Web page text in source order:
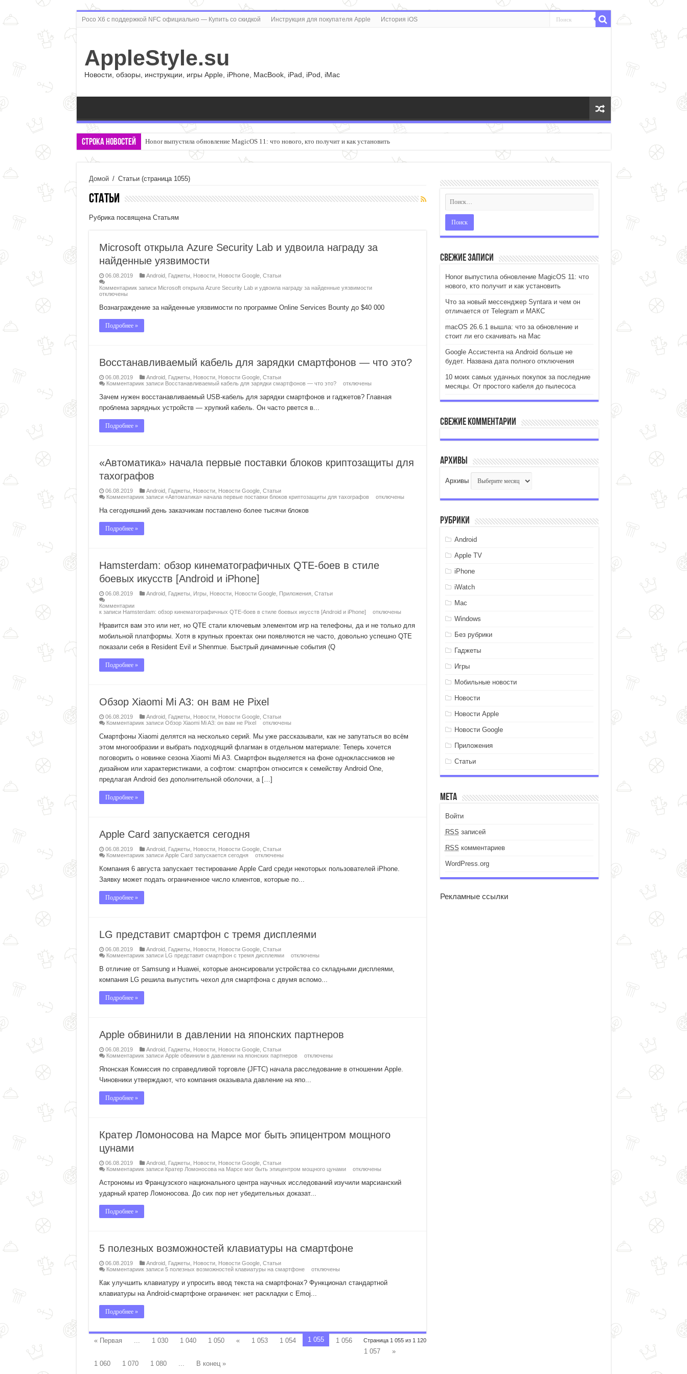
Poco X6 с поддержкой NFC официально — Купить со скидкой Инструкция для покупателя Apple История iOS
AppleStyle.su
Новости, обзоры, инструкции, игры Apple, iPhone, MacBook, iPad, iPod, iMac
Строка новостей Honor выпустила обновление MagicOS 11: что нового, кто получит и как установить
Домой / Статьи(страница 1055)
Статьи
Рубрика посвящена Статьям
Microsoft открыла Azure Security Lab и удвоила награду за
найденные уязвимости
06.08.2019 Android, Гаджеты Новости, Новости Google, Статьи
Комментариик записи Microsoft открыла Azure Security Lab и удвоила награду за найденные уязвимости
отключены
Вознаграждение за найденные уязвимости по программе Online Services Bounty до $40 000
Подробнее »
Восстанавливаемый кабель для зарядки смартфонов — что это?
06.08.2019 Android, Гаджеты Новости, Новости Google, Статьи
Комментариик записи Восстанавливаемый кабель для зарядки смартфонов — что это? отключены
Зачем нужен восстанавливаемый USB-кабель для зарядки смартфонов и гаджетов? Главная
проблема зарядных устройств — хрупкий кабель. Он часто рвется в...
Подробнее »
«Автоматика» начала первые поставки блоков криптозащиты для
тахографов
06.08.2019 Android, Гаджеты Новости, Новости Google, Статьи
Комментариик записи «Автоматика» начала первые поставки блоков криптозащиты для тахографов отключены
На сегодняшний день заказчикам поставлено более тысячи блоков
Подробнее »
Hamsterdam: обзор кинематографичных QTE-боев в стиле
боевых икусств [Android и iPhone]
06.08.2019 Android, Гаджеты Игры Новости, Новости Google, Приложения Статьи
Комментарии
к записи Hamsterdam: обзор кинематографичных QTE-боев в стиле боевых икусств [Android и iPhone]
отключены
Нравится вам это или нет, но QTE стали ключевым элементом игр на телефоны, да и не только для
мобильной платформы. Хотя в крупных проектах они появляются не часто, довольно успешно QTE
показали себя в Resident Evil и Shenmue. Быстрый динамичные события (Q
Подробнее »
Обзор Xiaomi Mi A3: он вам не Pixel
06.08.2019 Android, Гаджеты Новости, Новости Google, Статьи
Комментариик записи Обзор Xiaomi Mi A3: он вам не Pixel отключены
Смартфоны Xiaomi делятся на несколько серий. Мы уже рассказывали, как не запутаться во всём
этом многообразии и выбрать подходящий флагман в отдельном материале: Теперь хочется
поговорить о новинке сезона Xiaomi Mi A3. Смартфон выделяется на фоне одноклассников не
дизайном или характеристиками, а софтом: смартфон относится к семейству Android One,
предлагая Android без дополнительной оболочки, а […]
Подробнее »
Apple Card запускается сегодня
06.08.2019 Android, Гаджеты Новости, Новости Google, Статьи
Комментариик записи Apple Card запускается сегодня отключены
Компания 6 августа запускает тестирование Apple Card среди некоторых пользователей iPhone.
Заявку может подать ограниченное число клиентов, которые по...
Подробнее »
LG представит смартфон с тремя дисплеями
06.08.2019 Android, Гаджеты Новости, Новости Google, Статьи
Комментариик записи LG представит смартфон с тремя дисплеями отключены
В отличие от Samsung и Huawei, которые анонсировали устройства со складными дисплеями,
компания LG решила выпустить чехол для смартфона с двумя вспомо...
Подробнее »
Apple обвинили в давлении на японских партнеров
06.08.2019 Android, Гаджеты Новости, Новости Google, Статьи
Комментариик записи Apple обвинили в давлении на японских партнеров отключены
Японская Комиссия по справедливой торговле (JFTC) начала расследование в отношении Apple.
Чиновники утверждают, что компания оказывала давление на япо...
Подробнее »
Кратер Ломоносова на Марсе мог быть эпицентром мощного
цунами
06.08.2019 Android, Гаджеты Новости, Новости Google, Статьи
Комментариик записи Кратер Ломоносова на Марсе мог быть эпицентром мощного цунами отключены
Астрономы из Французского национального центра научных исследований изучили марсианский
ударный кратер Ломоносова. До сих пор нет убедительных доказат...
Подробнее »
5 полезных возможностей клавиатуры на смартфоне
06.08.2019 Android, Гаджеты Новости, Новости Google, Статьи
Комментариик записи 5 полезных возможностей клавиатуры на смартфоне отключены
Как улучшить клавиатуру и упросить ввод текста на смартфонах? Функционал стандартной
клавиатуры на Android-смартфоне ограничен: нет раскладки с Emoj...
Подробнее »
Страница 1 055 из 1 120
« Первая ... 1 030 1 040 1 050 « 1 053 1 054 1 055
1 056
1 057
»
1 060
1 070 1 080 ... В конец »
Свежие записи
Honor выпустила обновление MagicOS 11: что
нового, кто получит и как установить
Что за новый мессенджер Syntara и чем он
отличается от Telegram и МАКС
macOS 26.6.1 вышла: что за обновление и
стоит ли его скачивать на Mac
Google Ассистента на Android больше не
будет. Названа дата полного отключения
10 моих самых удачных покупок за последние
месяцы. От простого кабеля до пылесоса
Свежие комментарии
Архивы
Архивы
Рубрики
Android
Apple TV
iPhone
iWatch
Mac
Windows
Без рубрики
Гаджеты
Игры
Мобильные новости
Новости
Новости Apple
Новости Google
Приложения
Статьи
Мета
Войти
RSS записей
RSS комментариев
WordPress.org
Рекламные ссылки